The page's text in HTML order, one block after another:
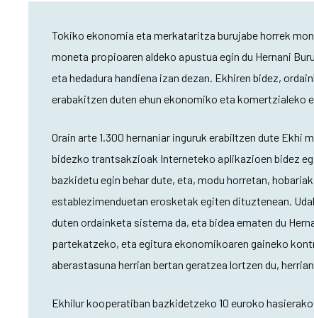
Tokiko ekonomia eta merkataritza burujabe horrek
moneta propioaren aldeko apustua egin du Hernani
eta hedadura handiena izan dezan. Ekhiren bidez,
erabakitzen duten ehun ekonomiko eta komertzialeko
Orain arte 1.300 hernaniar inguruk erabiltzen dute
bidezko trantsakzioak Interneteko aplikazioen bidez
bazkidetu egin behar dute, eta, modu horretan,
establezimenduetan erosketak egiten dituztenean.
duten ordainketa sistema da, eta bidea ematen du
partekatzeko, eta egitura ekonomikoaren gaineko
aberastasuna herrian bertan geratzea lortzen du,
Ekhilur kooperatiban bazkidetzeko 10 euroko